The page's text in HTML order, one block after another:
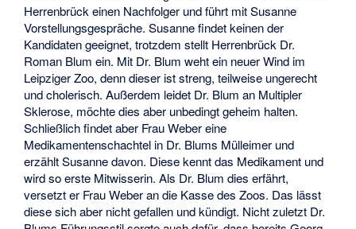
Herrenbrück einen Nachfolger und führt mit Susanne
Vorstellungsgespräche. Susanne findet keinen der
Kandidaten geeignet, trotzdem stellt Herrenbrück Dr.
Roman Blum ein. Mit Dr. Blum weht ein neuer Wind im
Leipziger Zoo, denn dieser ist streng, teilweise ungerecht
und cholerisch. Außerdem leidet Dr. Blum an Multipler
Sklerose, möchte dies aber unbedingt geheim halten.
Schließlich findet aber Frau Weber eine
Medikamentenschachtel in Dr. Blums Mülleimer und
erzählt Susanne davon. Diese kennt das Medikament und
wird so erste Mitwisserin. Als Dr. Blum dies erfährt,
versetzt er Frau Weber an die Kasse des Zoos. Das lässt
diese sich aber nicht gefallen und kündigt. Nicht zuletzt Dr.